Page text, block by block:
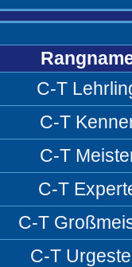
C-T
C-T
C-T
C-T
C-T
C-T